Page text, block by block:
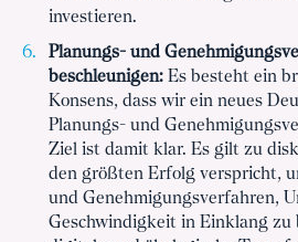
investieren.
Planungs- und
beschleunigen: Es besteht ein
Konsens, dass wir ein neues
Planungs- und
Ziel ist damit klar. Es gilt zu
den größten Erfolg verspricht,
und Genehmigungsverfahren,
Geschwindigkeit in Einklang zu